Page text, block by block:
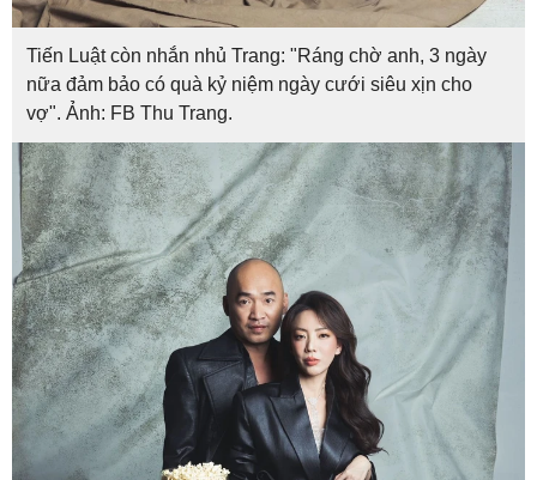
Tiến Luật còn nhắn nhủ Trang: "Ráng chờ anh, 3 ngày
nữa đảm bảo có quà kỷ niệm ngày cưới siêu xịn cho
vợ". Ảnh: FB Thu Trang.